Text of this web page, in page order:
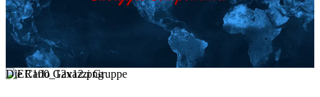
Die Carlo Gavazzi Gruppe